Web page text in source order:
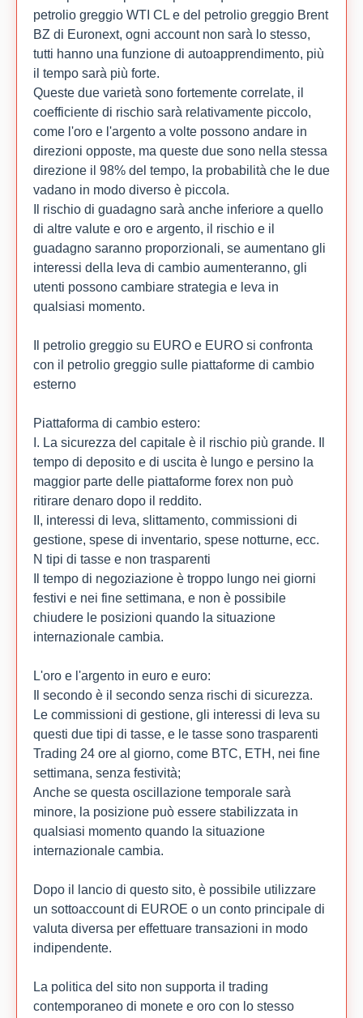
petrolio greggio WTI CL e del petrolio greggio Brent
BZ di Euronext, ogni account non sarà lo stesso,
tutti hanno una funzione di autoapprendimento, più
il tempo sarà più forte.
Queste due varietà sono fortemente correlate, il
coefficiente di rischio sarà relativamente piccolo,
come l'oro e l'argento a volte possono andare in
direzioni opposte, ma queste due sono nella stessa
direzione il 98% del tempo, la probabilità che le due
vadano in modo diverso è piccola.
Il rischio di guadagno sarà anche inferiore a quello
di altre valute e oro e argento, il rischio e il
guadagno saranno proporzionali, se aumentano gli
interessi della leva di cambio aumenteranno, gli
utenti possono cambiare strategia e leva in
qualsiasi momento.
Il petrolio greggio su EURO e EURO si confronta
con il petrolio greggio sulle piattaforme di cambio
esterno
Piattaforma di cambio estero:
I. La sicurezza del capitale è il rischio più grande. Il
tempo di deposito e di uscita è lungo e persino la
maggior parte delle piattaforme forex non può
ritirare denaro dopo il reddito.
II, interessi di leva, slittamento, commissioni di
gestione, spese di inventario, spese notturne, ecc.
N tipi di tasse e non trasparenti
Il tempo di negoziazione è troppo lungo nei giorni
festivi e nei fine settimana, e non è possibile
chiudere le posizioni quando la situazione
internazionale cambia.
L'oro e l'argento in euro e euro:
Il secondo è il secondo senza rischi di sicurezza.
Le commissioni di gestione, gli interessi di leva su
questi due tipi di tasse, e le tasse sono trasparenti
Trading 24 ore al giorno, come BTC, ETH, nei fine
settimana, senza festività;
Anche se questa oscillazione temporale sarà
minore, la posizione può essere stabilizzata in
qualsiasi momento quando la situazione
internazionale cambia.
Dopo il lancio di questo sito, è possibile utilizzare
un sottoaccount di EUROE o un conto principale di
valuta diversa per effettuare transazioni in modo
indipendente.
La politica del sito non supporta il trading
contemporaneo di monete e oro con lo stesso